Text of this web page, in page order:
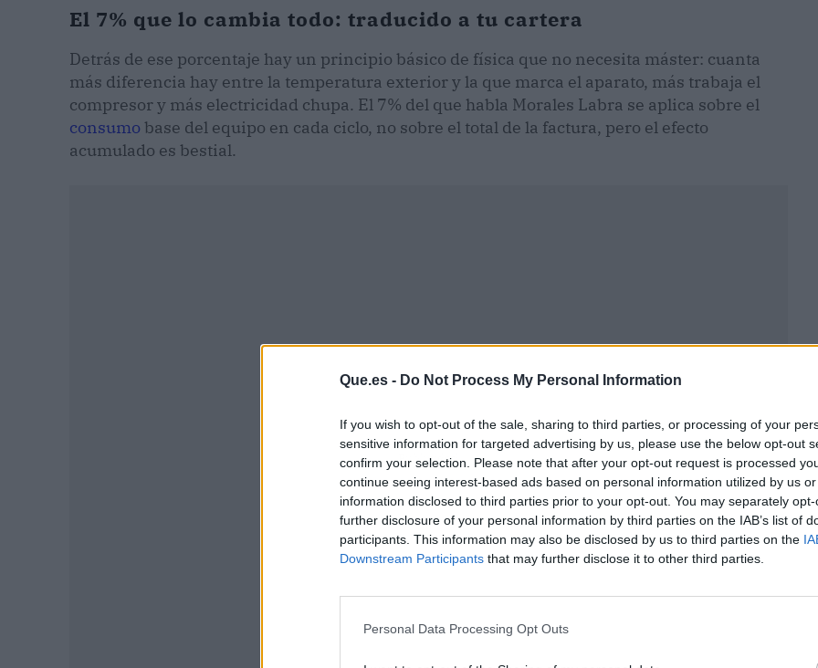
Que.es - Do Not Process My Personal Information
If you wish to opt-out of the sale, sharing to third parties, or processing of your
sensitive information for targeted advertising by us, please use the below opt-out
confirm your selection. Please note that after your opt-out request is processed
continue seeing interest-based ads based on personal information utilized by us
information disclosed to third parties prior to your opt-out. You may separately
further disclosure of your personal information by third parties on the IAB’s list of
participants. This information may also be disclosed by us to third parties on the
Downstream Participants that may further disclose it to other third parties.
Personal Data Processing Opt Outs
El 7% que lo cambia todo: traducido a tu cartera
Detrás de ese porcentaje hay un principio básico de física que no necesita máster: cuanta
más diferencia hay entre la temperatura exterior y la que marca el aparato, más trabaja el
compresor y más electricidad chupa. El 7% del que habla Morales Labra se aplica sobre el
consumo base del equipo en cada ciclo, no sobre el total de la factura, pero el efecto
acumulado es bestial.
Publicidad